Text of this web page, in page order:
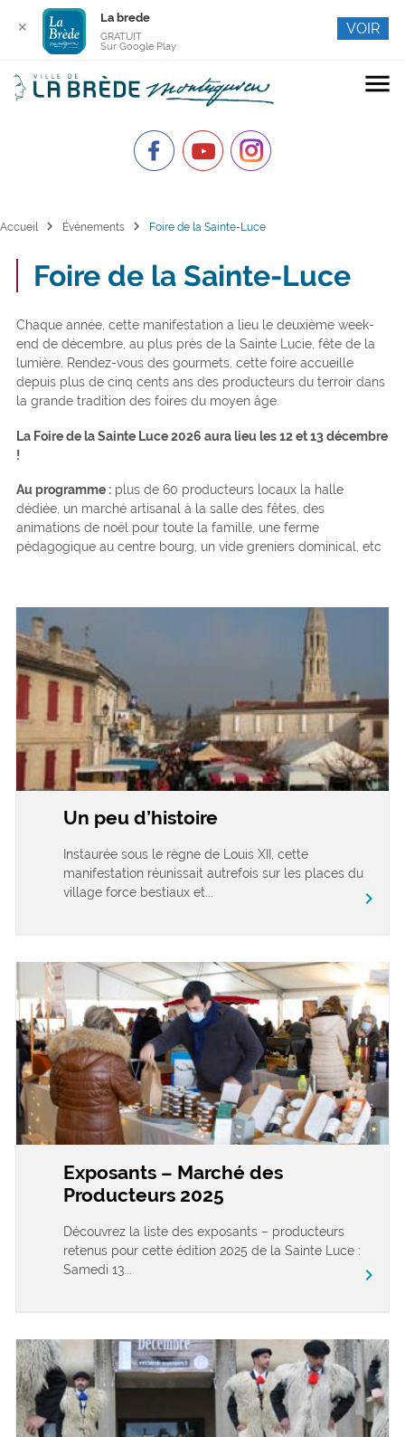
menu
Accueil chevron_right Événements chevron_right Foire de la Sainte-Luce
Foire de la Sainte-Luce
Chaque année, cette manifestation a lieu le deuxième week-
end de décembre, au plus près de la Sainte Lucie, fête de la
lumière. Rendez-vous des gourmets, cette foire accueille
depuis plus de cinq cents ans des producteurs du terroir dans
la grande tradition des foires du moyen âge.
La Foire de la Sainte Luce 2026 aura lieu les 12 et 13 décembre
!
Au programme :plus de 60 producteurs locaux la halle
dédiée, un marché artisanal à la salle des fêtes, des
animations de noël pour toute la famille, une ferme
pédagogique au centre bourg, un vide greniers dominical, etc
Un peu d’histoire
Instaurée sous le règne de Louis XII, cette
manifestation réunissait autrefois sur les places du
village force bestiaux et...
chevron_right
Exposants – Marché des
Producteurs 2025
Découvrez la liste des exposants – producteurs
retenus pour cette édition 2025 de la Sainte Luce :
Samedi 13...
chevron_right
✕
La brede
GRATUIT
Sur Google Play
VOIR